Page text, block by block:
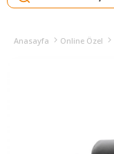
Anasayfa Online Özel